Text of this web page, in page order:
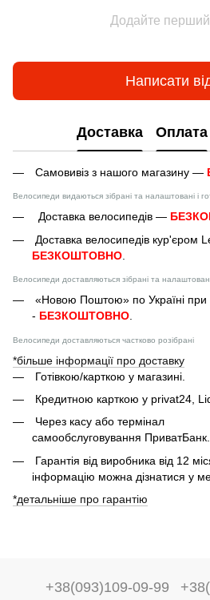
Додайте перший
Написати
Доставка Оплата
Самовивіз з нашого магазину —
Велосипеди видаються зібрані та налаштовані і
Доставка велосипедів —
Доставка велосипедів кур'єром
БЕЗКОШТОВНО
Велосипеди доставляються зібрані та налаштовані
«Новою Поштою» по Україні при
- БЕЗКОШТОВНО.
Велосипеди доставляються частково розібрані
*більше інформації про доставку
Готівкою/карткою у магазині.
Кредитною карткою у privat24,
Через касу або термінал
самообслуговування ПриватБанк.
Гарантія від виробника від 12
інформацію можна дізнатися у
*детальніше про гарантію
+38(093)109-09-99